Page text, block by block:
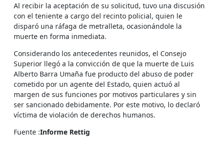
Al recibir la aceptación de su solicitud, tuvo una discusión
con el teniente a cargo del recinto policial, quien le
disparó una ráfaga de metralleta, ocasionándole la
muerte en forma inmediata.
Considerando los antecedentes reunidos, el Consejo
Superior llegó a la convicción de que la muerte de Luis
Alberto Barra Umaña fue producto del abuso de poder
cometido por un agente del Estado, quien actuó al
margen de sus funciones por motivos particulares y sin
ser sancionado debidamente. Por este motivo, lo declaró
víctima de violación de derechos humanos.
Fuente :Informe Rettig